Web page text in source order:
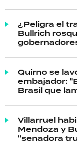
¿Peligra el
Bullrich
Quirno se
embajador:
Brasil que
Villarruel
Mendoza y
"senadora